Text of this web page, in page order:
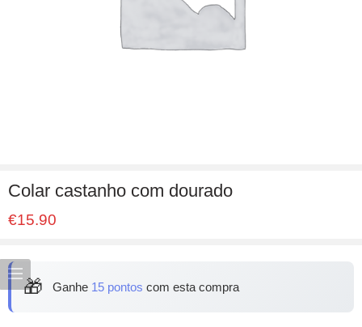
Colar castanho com dourado
€15.90
🎁 Ganhe 15 pontos com esta compra